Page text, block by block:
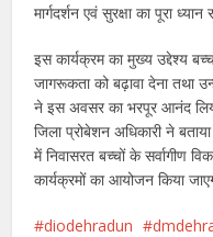
मार्गदर्शन एवं सुरक्षा का पूरा ध्यान
इस कार्यक्रम का मुख्य उद्देश्य
जागरूकता को बढ़ावा देना तथा
ने इस अवसर का भरपूर आनंद
जिला प्रोबेशन अधिकारी ने
में निवासरत बच्चों के सर्वागीण
कार्यक्रमों का आयोजन किया
diodehradun